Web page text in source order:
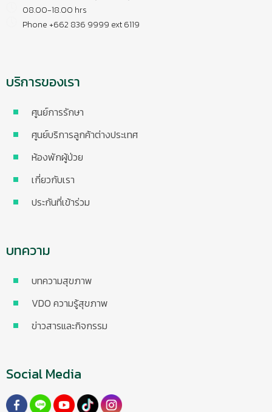
08.00-18.00 hrs
Phone +662 836 9999 ext 6119
บริการของเรา
ศูนย์การรักษา
ศูนย์บริการลูกค้าต่างประเทศ
ห้องพักผู้ป่วย
เกี่ยวกับเรา
ประกันที่เข้าร่วม
บทความ
บทความสุขภาพ
VDO ความรู้สุขภาพ
ข่าวสารและกิจกรรม
Social Media